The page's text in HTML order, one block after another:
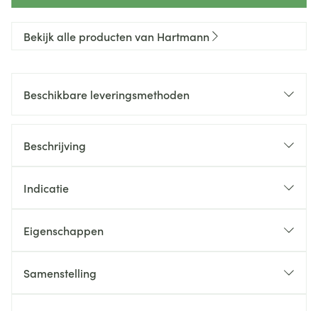
Bekijk alle producten van Hartmann
Beschikbare leveringsmethoden
Beschrijving
Indicatie
Eigenschappen
Samenstelling